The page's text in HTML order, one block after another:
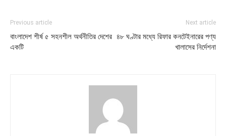
Previous article
বাংলাদেশ শীর্ষ ৫ সহনশীল অর্থনীতির দেশের
একটি
Next article
৪৮ ঘণ্টার মধ্যে রিফার কনটেইনারের পণ্য
খালাসের নির্দেশনা